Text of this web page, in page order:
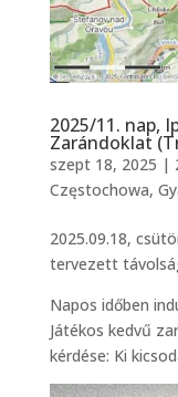
2025/11. nap,
Zarándoklat
szept 18, 2025 |
Częstochowa,
2025.09.18,
tervezett
Napos időben
Játékos kedvű
kérdése: Ki